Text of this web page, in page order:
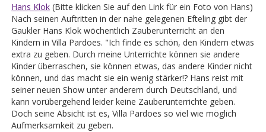
Hans Klok (Bitte klicken Sie auf den Link für ein Foto von Hans)
Nach seinen Auftritten in der nahe gelegenen Efteling gibt der
Gaukler Hans Klok wöchentlich Zauberunterricht an den
Kindern in Villa Pardoes. "Ich finde es schön, den Kindern etwas
extra zu geben. Durch meine Unterrichte können sie andere
Kinder überraschen, sie können etwas, das andere Kinder nicht
können, und das macht sie ein wenig stärker!? Hans reist mit
seiner neuen Show unter anderem durch Deutschland, und
kann vorübergehend leider keine Zauberunterrichte geben.
Doch seine Absicht ist es, Villa Pardoes so viel wie möglich
Aufmerksamkeit zu geben.